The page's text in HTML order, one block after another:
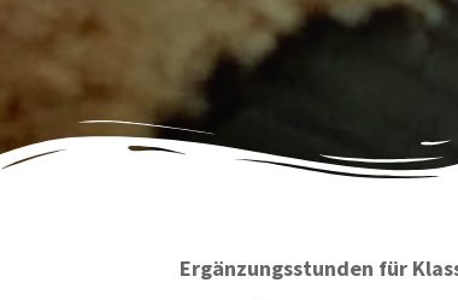
Ergänzungsstunden für